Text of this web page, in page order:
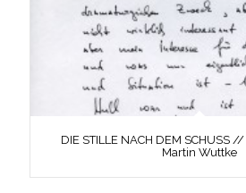
DIE STILLE NACH DEM SCHUSS
Martin Wuttke